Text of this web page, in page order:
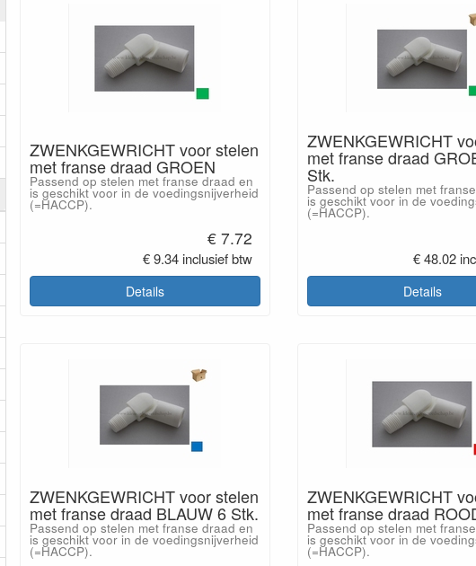
ZWENKGEWRICHT voor stelen
met franse draad GROEN
Passend op stelen met franse draad en
is geschikt voor in de voedingsnijverheid
(=HACCP).
€ 7.72
€ 9.34 inclusief btw
Details
ZWENKGEWRICHT
met franse draad
Stk.
Passend op stelen met
is geschikt voor in de
(=HACCP).
€ 48.02
Details
ZWENKGEWRICHT voor stelen
met franse draad BLAUW 6 Stk.
Passend op stelen met franse draad en
is geschikt voor in de voedingsnijverheid
(=HACCP).
ZWENKGEWRICHT
met franse draad
Passend op stelen met
is geschikt voor in de
(=HACCP).